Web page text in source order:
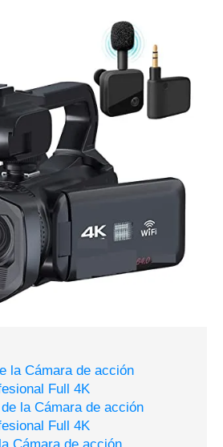
la Cámara de acción
Full 4K
la Cámara de acción
Full 4K